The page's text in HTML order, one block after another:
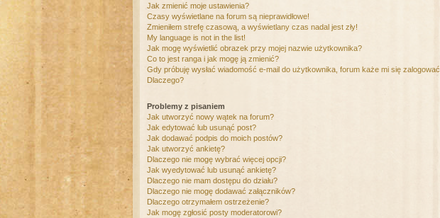
Jak zmienić moje ustawienia?
Czasy wyświetlane na forum są nieprawidłowe!
Zmieniłem strefę czasową, a wyświetlany czas nadal jest zły!
My language is not in the list!
Jak mogę wyświetlić obrazek przy mojej nazwie użytkownika?
Co to jest ranga i jak mogę ją zmienić?
Gdy próbuję wysłać wiadomość e-mail do użytkownika, forum każe mi się zalogować.
Dlaczego?
Problemy z pisaniem
Jak utworzyć nowy wątek na forum?
Jak edytować lub usunąć post?
Jak dodawać podpis do moich postów?
Jak utworzyć ankietę?
Dlaczego nie mogę wybrać więcej opcji?
Jak wyedytować lub usunąć ankietę?
Dlaczego nie mam dostępu do działu?
Dlaczego nie mogę dodawać załączników?
Dlaczego otrzymałem ostrzeżenie?
Jak mogę zgłosić posty moderatorowi?